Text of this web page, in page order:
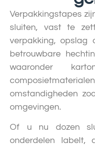
Verpakkingstapes
sluiten, vast te
verpakking, opslag
betrouwbare
waaronder
omstandigheden
omgevingen.
Of u nu dozen
onderdelen labelt,